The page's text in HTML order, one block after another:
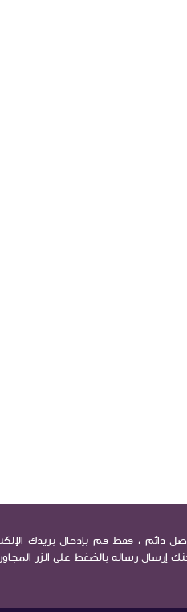
دائم ، فقط قم بإدخال بريدك
إرسال رساله بالضغط على الزر